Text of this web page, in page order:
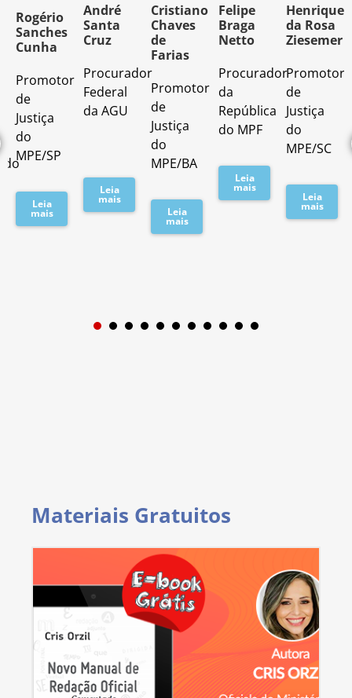
Rogério
Sanches
Cunha
Promotor
de
Justiça
do
MPE/SP
Leia
mais
André
Santa
Cruz
Procurador
Federal
da AGU
Leia
mais
Cristiano
Chaves
de
Farias
Promotor
de
Justiça
do
MPE/BA
Leia
mais
Felipe
Braga
Netto
Procurador
da
República
do MPF
Leia
mais
Henrique
da Rosa
Ziesemer
Promotor
de
Justiça
do
MPE/SC
Leia
mais
1 2 3
Materiais Gratuitos